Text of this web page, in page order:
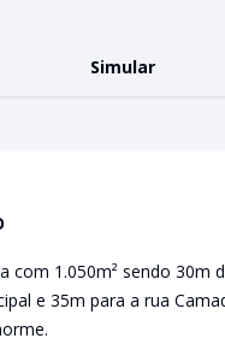
Simular
com 1.050m² sendo 30m
e 35m para a rua